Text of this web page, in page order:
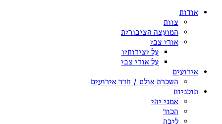
אודות
צוות
המועצה הציבורית
אורי צבי
על יצירותיו
על אורי צבי
אירועים
השכרת אולם / חדר אירועים
תוכניות
אמני יהי
הכור
ליבה